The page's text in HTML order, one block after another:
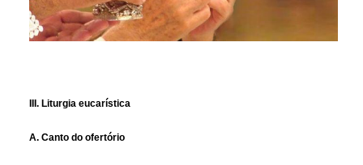
III. Liturgia eucarística
A. Canto do ofertório